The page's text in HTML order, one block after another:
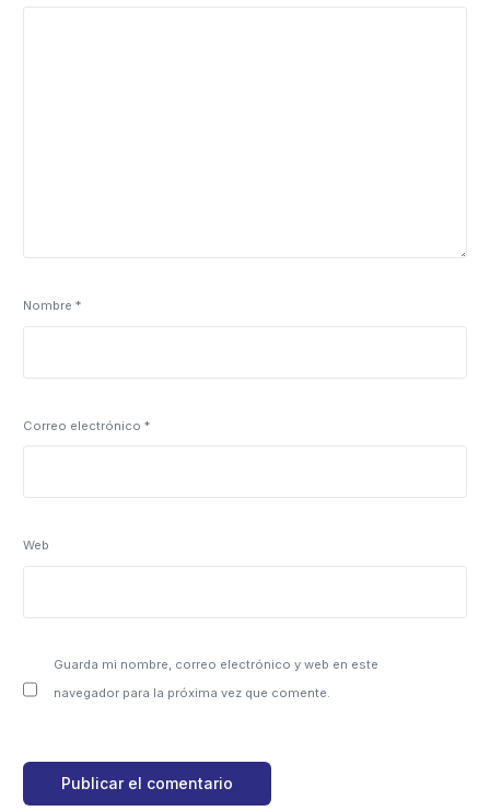
Nombre*
Correo electrónico*
Web
Guarda mi nombre, correo electrónico y web en este
navegador para la próxima vez que comente.